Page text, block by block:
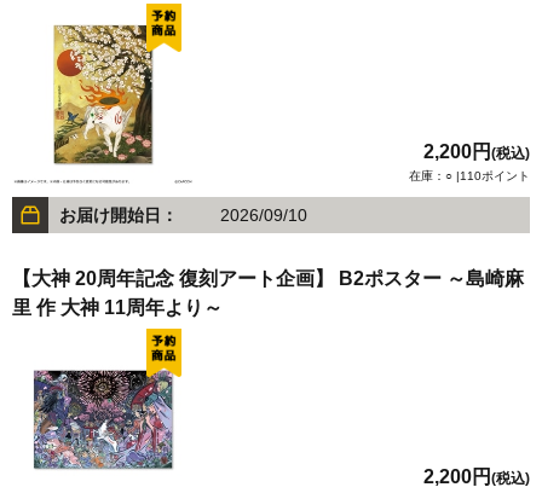
2,200円 (税込)
在庫：○ |110ポイント
お届け開始日： 2026/09/10
【大神 20周年記念 復刻アート企画】 B2ポスター ～島崎麻
里 作 大神 11周年より～
2,200円 (税込)